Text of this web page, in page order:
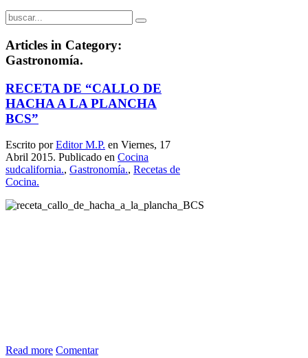
Articles in Category:
Gastronomía.
RECETA DE “CALLO DE
HACHA A LA PLANCHA
BCS”
Escrito porEditor M.P. en Viernes, 17
Abril 2015. Publicado en Cocina
sudcalifornia., Gastronomía., Recetas de
Cocina.
Read more Comentar